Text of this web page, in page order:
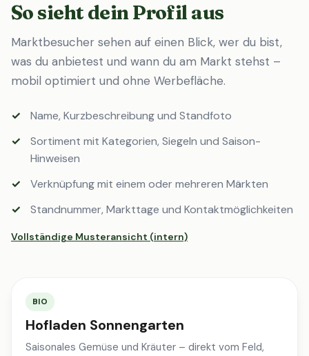
So sieht dein Profil aus
Marktbesucher sehen auf einen Blick, wer du bist,
was du anbietest und wann du am Markt stehst –
mobil optimiert und ohne Werbefläche.
Name, Kurzbeschreibung und Standfoto
Sortiment mit Kategorien, Siegeln und Saison-
Hinweisen
Verknüpfung mit einem oder mehreren Märkten
Standnummer, Markttage und Kontaktmöglichkeiten
Vollständige Musteransicht (intern)
BIO
Hofladen Sonnengarten
Saisonales Gemüse und Kräuter – direkt vom Feld,